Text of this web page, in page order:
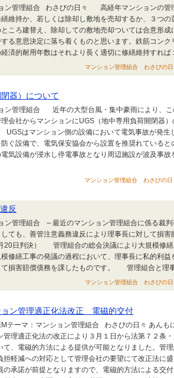
ン管理組合 わさびの日々 高経年マンションの管
維持か、若しくは除却し敷地を売却するか、３つ
ころ建替え、除却しての敷地売却ついては合意形
る意思決定に落ち着くものと思います。鉄筋コンク
済的耐用年数はそれより長く適切に修繕維持すれば
マンション管理組合 わさびの
器）について
ン管理組合 近年の大型台風・集中豪雨により、こ
会社からマンションにUGS（地中専用負荷開閉器
はマンション側の設備において電気事故が発生
防ぐ設備で、電気保安協会から設置を推奨れてい
気設備が浸水し停電事故となり周辺施設が波及事故
マンション管理組合 わさびの
反
ン管理組合 ～最近のマンション管理組合に係る
ても、善管注意義務違反により理事長に対して損害
20日判決） 管理組合の総会決議により大規模修
修繕工事の発議の過程において、理事長に私的利益
て損害賠償債務を課したものです。 管理組合と理
マンション管理組合 わさびの
ョン管理適正化法改正 電磁的交付
テーマ：マンション管理組合 わさびの日々 あんも
管理適正化法の改正により３月１日から法第７２条
て、電磁的方法による提供が可能となりました。管
担軽減への対応として管理会社の要望にて改正法に盛
の承諾が前提となりますので、電磁的方法による交